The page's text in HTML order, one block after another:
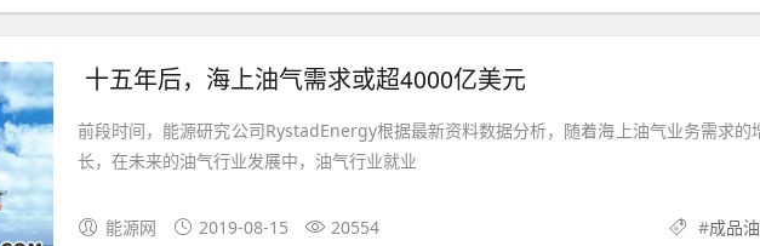
十五年后，海上油气需求或超4000亿美元
前段时间，能源研究公司RystadEnergy根据最新资料数据分析，随着海上油气业务需求的
长，在未来的油气行业发展中，油气行业就业
能源网 2019-08-15 20554 #成品油